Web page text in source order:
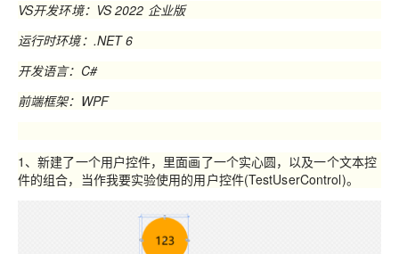
VS开发环境：VS 2022 企业版
运行时环境：.NET 6
开发语言：C#
前端框架：WPF
1、新建了一个用户控件，里面画了一个实心圆，以及一个文本控
件的组合，当作我要实验使用的用户控件(TestUserControl)。